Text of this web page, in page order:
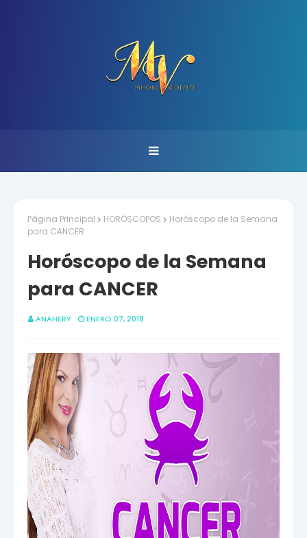
Página Principal HORÓSCOPOS
Horóscopo de la Semana
para CANCER
Horóscopo de la Semana
para CANCER
ANAHERY ENERO 07, 2018